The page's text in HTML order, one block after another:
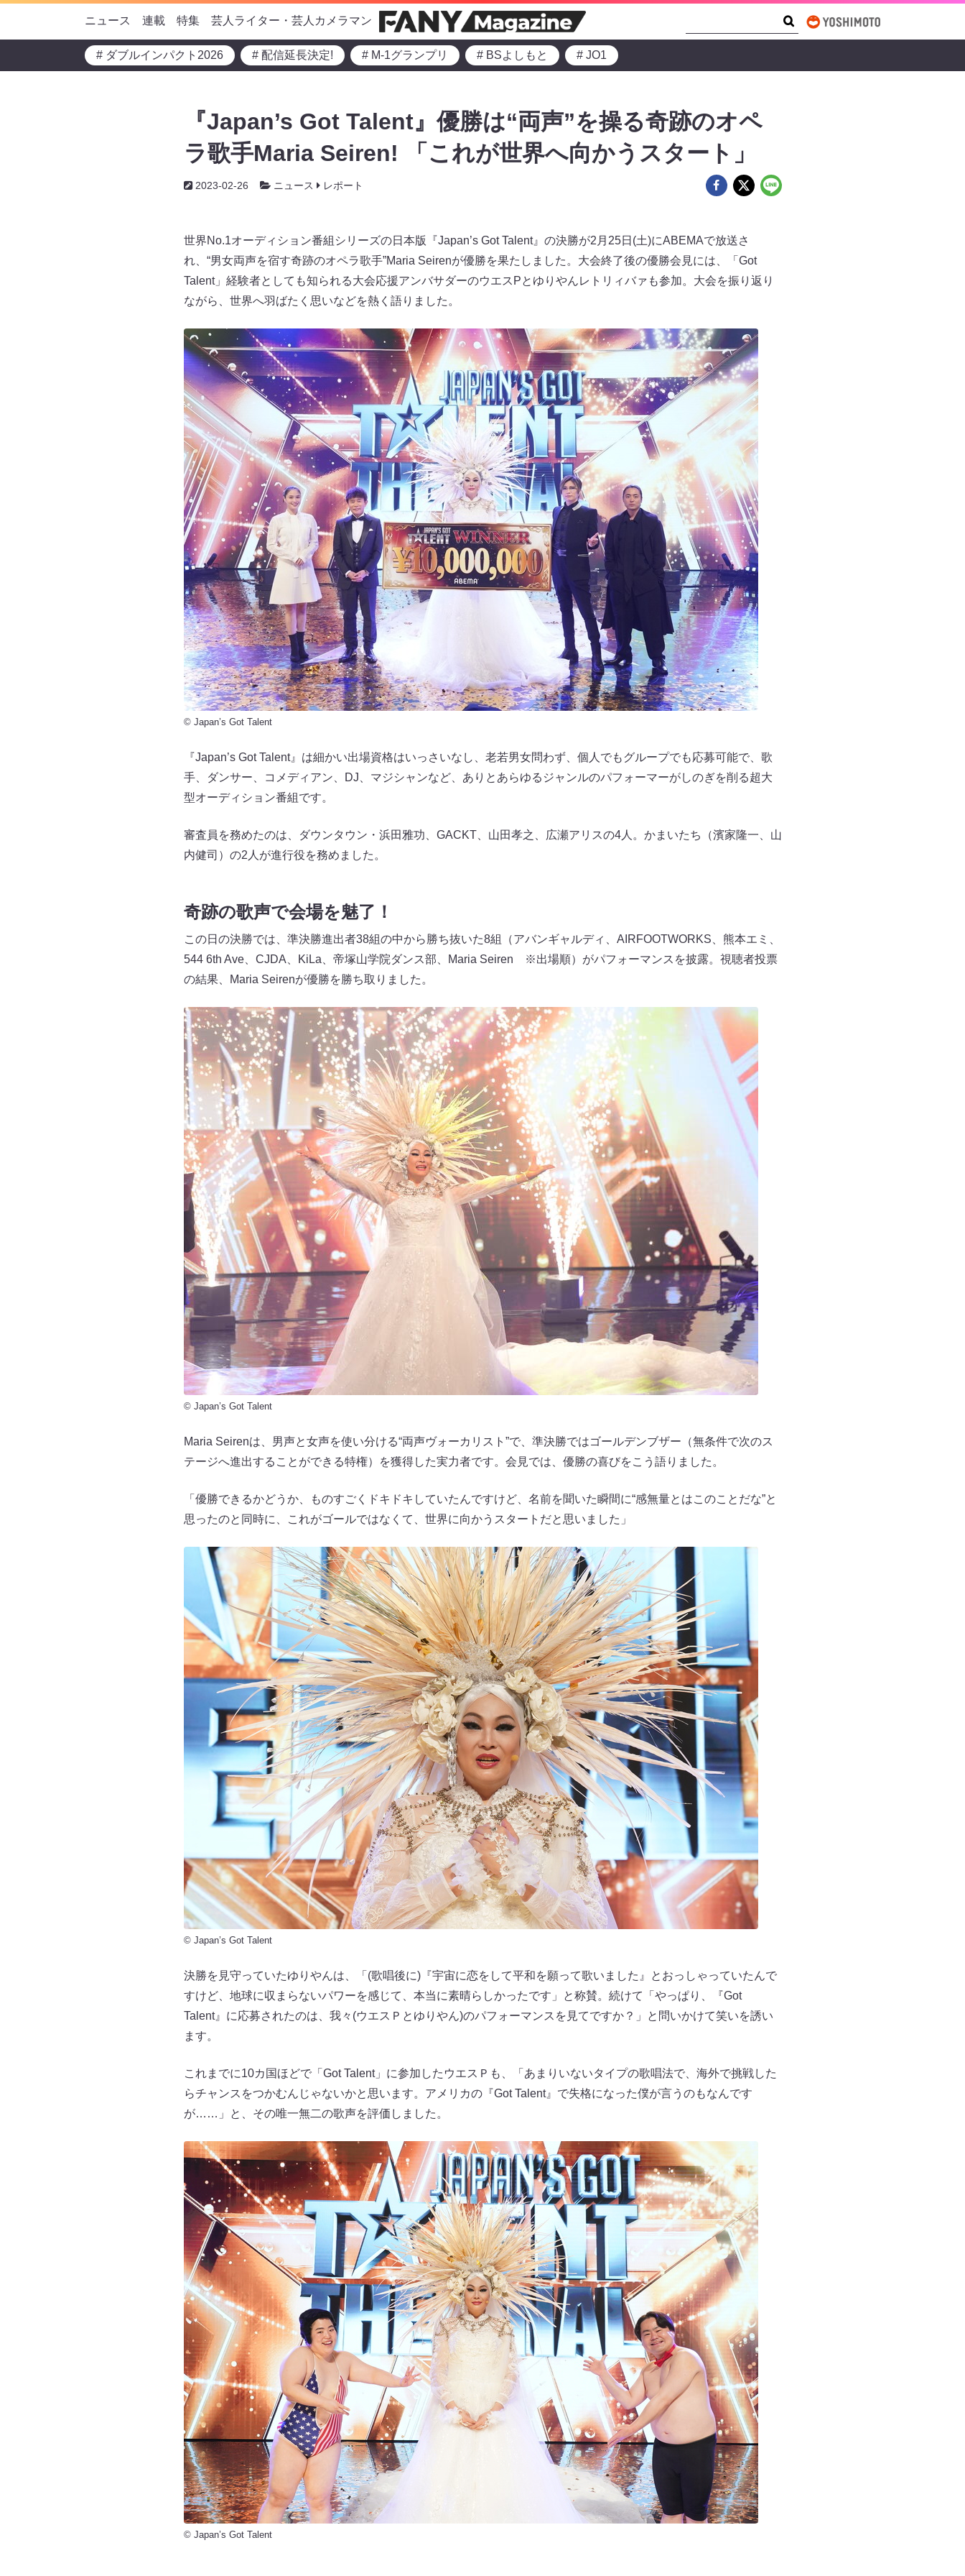
ニュース 連載 特集 芸人ライター・芸人カメラマン
# ダブルインパクト2026 # 配信延長決定! # M-1グランプリ # BSよしもと # JO1
『Japan’s Got Talent』優勝は“両声”を操る奇跡のオペ
ラ歌手Maria Seiren! 「これが世界へ向かうスタート」
2023-02-26 ニュース レポート
世界No.1オーディション番組シリーズの日本版『Japan’s Got Talent』の決勝が2月25日(土)にABEMAで放送さ
れ、“男女両声を宿す奇跡のオペラ歌手”Maria Seirenが優勝を果たしました。大会終了後の優勝会見には、「Got
Talent」経験者としても知られる大会応援アンバサダーのウエスPとゆりやんレトリィバァも参加。大会を振り返り
ながら、世界へ羽ばたく思いなどを熱く語りました。
© Japan’s Got Talent
『Japan’s Got Talent』は細かい出場資格はいっさいなし、老若男女問わず、個人でもグループでも応募可能で、歌
手、ダンサー、コメディアン、DJ、マジシャンなど、ありとあらゆるジャンルのパフォーマーがしのぎを削る超大
型オーディション番組です。
審査員を務めたのは、ダウンタウン・浜田雅功、GACKT、山田孝之、広瀬アリスの4人。かまいたち（濱家隆一、山
内健司）の2人が進行役を務めました。
奇跡の歌声で会場を魅了！
この日の決勝では、準決勝進出者38組の中から勝ち抜いた8組（アバンギャルディ、AIRFOOTWORKS、熊本エミ、
544 6th Ave、CJDA、KiLa、帝塚山学院ダンス部、Maria Seiren ※出場順）がパフォーマンスを披露。視聴者投票
の結果、Maria Seirenが優勝を勝ち取りました。
© Japan’s Got Talent
Maria Seirenは、男声と女声を使い分ける“両声ヴォーカリスト”で、準決勝ではゴールデンブザー（無条件で次のス
テージへ進出することができる特権）を獲得した実力者です。会見では、優勝の喜びをこう語りました。
「優勝できるかどうか、ものすごくドキドキしていたんですけど、名前を聞いた瞬間に“感無量とはこのことだな”と
思ったのと同時に、これがゴールではなくて、世界に向かうスタートだと思いました」
© Japan’s Got Talent
決勝を見守っていたゆりやんは、「(歌唱後に)『宇宙に恋をして平和を願って歌いました』とおっしゃっていたんで
すけど、地球に収まらないパワーを感じて、本当に素晴らしかったです」と称賛。続けて「やっぱり、『Got
Talent』に応募されたのは、我々(ウエスＰとゆりやん)のパフォーマンスを見てですか？」と問いかけて笑いを誘い
ます。
これまでに10カ国ほどで「Got Talent」に参加したウエスＰも、「あまりいないタイプの歌唱法で、海外で挑戦した
らチャンスをつかむんじゃないかと思います。アメリカの『Got Talent』で失格になった僕が言うのもなんです
が……」と、その唯一無二の歌声を評価しました。
© Japan’s Got Talent